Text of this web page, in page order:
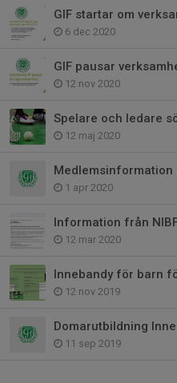
6 dec 2020
GIF pausar
12 nov 2020
Spelare och ledare
12 maj 2020
Medlemsinformation
1 apr 2020
Information från
12 mar 2020
Innebandy för barn
12 nov 2019
Domarutbildning
11 sep 2019